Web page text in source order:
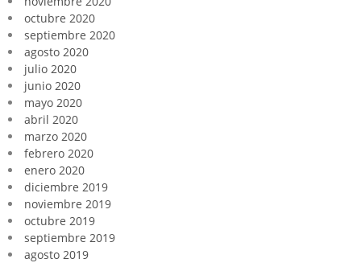
octubre 2020
septiembre 2020
agosto 2020
julio 2020
junio 2020
mayo 2020
abril 2020
marzo 2020
febrero 2020
enero 2020
diciembre 2019
noviembre 2019
octubre 2019
septiembre 2019
agosto 2019